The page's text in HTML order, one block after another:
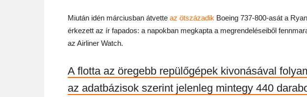
Miután idén márciusban átvette az ötszázadik Boeing 737-800-asát a
érkezett az ír fapados: a napokban megkapta a megrendeléseiből
az Airliner Watch.
A flotta az öregebb repülőgépek kivonásával
az adatbázisok szerint jelenleg mintegy 440